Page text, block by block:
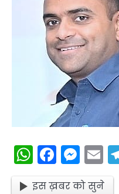
इस ख़बर को सुने